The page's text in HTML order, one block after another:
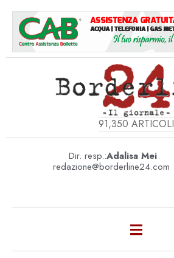
91,350 ARTICOLI
Dir. resp.:Adalisa Mei
redazione@borderline24.com